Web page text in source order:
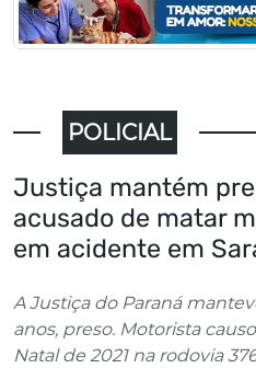
POLICIAL
Justiça mantém
acusado de matar
em acidente em
A Justiça do Paraná
anos, preso. Motorista
Natal de 2021 na rodovia